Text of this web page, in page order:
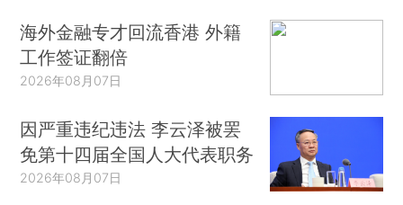
海外金融专才回流香港 外籍
工作签证翻倍
2026年08月07日
因严重违纪违法 李云泽被罢
免第十四届全国人大代表职务
2026年08月07日